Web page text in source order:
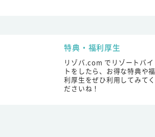
特典・福利厚生
リゾバ.com でリゾートバイ
トをしたら、お得な特典や福
利厚生をぜひ利用してみてく
ださいね！